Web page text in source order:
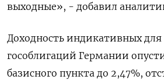
выходные», - добавил
Доходность индикативных для
гособлигаций Германии
базисного пункта до 2,47%,